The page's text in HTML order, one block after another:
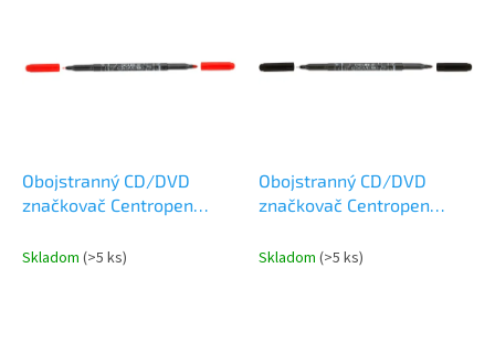
Obojstranný CD/DVD
značkovač Centropen
Skladom (>5 ks)
Obojstranný CD/DVD
značkovač Centropen
Skladom (>5 ks)